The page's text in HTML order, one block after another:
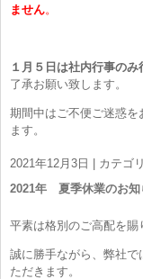
ません。
１月５日は社内行事の
了承お願い致します。
期間中はご不便ご迷惑
ます。
2021年12月3日 カテゴ
2021年 夏季休業のお知
平素は格別のご高配を賜
誠に勝手ながら、弊社
ただきます。